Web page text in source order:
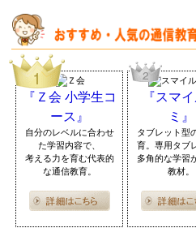
『Ｚ会 小学生コ
ース』
自分のレベルに合わせ
た学習内容で、
考える力を育む代表的
な通信教育。
『スマ
ミ』
タブレット型
育。専用タブ
多角的な学習
教材。